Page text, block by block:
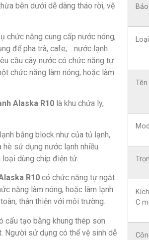
bên dưới dễ dàng tháo rời, vệ
chức năng cung cấp nước nóng,
để pha trà, cafe,… nước lạnh
cầu cây nước có chức năng tự
chức năng làm nóng, hoặc làm
Alaska R10 là khu chứa ly,
bằng block như của tủ lạnh,
sử dụng nước lạnh nhiều.
dùng chip điện tử.
R10 có chức năng tự ngắt
năng làm nóng, hoặc làm lạnh
thân thiện với môi trường.
cấu tạo bằng khung thép sơn
Người sử dụng có thể vệ sinh dễ
C